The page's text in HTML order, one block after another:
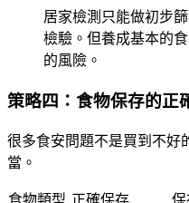
居家檢測只能做初步
檢驗。但養成基本的
的風險。
策略四：食物保存的正
很多食安問題不是買到不好
當。
食物類型 正確保存 保